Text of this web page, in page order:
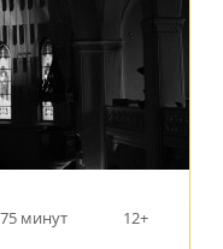
75 минут 12+